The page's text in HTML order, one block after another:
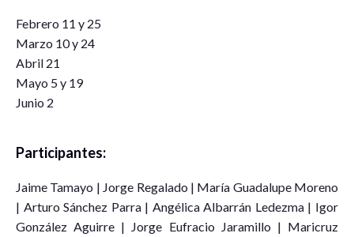
Febrero 11 y 25
Marzo 10 y 24
Abril 21
Mayo 5 y 19
Junio 2
Participantes:
Jaime Tamayo | Jorge Regalado | María Guadalupe Moreno
| Arturo Sánchez Parra | Angélica Albarrán Ledezma | Igor
González Aguirre | Jorge Eufracio Jaramillo | Maricruz